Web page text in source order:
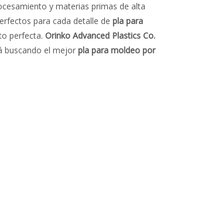
y materias primas de alta
para cada detalle de pla para
perfecta. Orinko Advanced Plastics Co.
buscando el mejor pla para moldeo por